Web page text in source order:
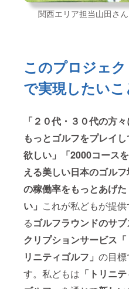
関西エリア担当山田さん
このプロジェク
で実現したいこ
「２０代・３０代の方々
もっとゴルフをプレイし
欲しい」
「2000コース
える美しい日本のゴル
の稼働率をもっとあげた
い」 これが私どもが提供
るゴルフラウンドのサブ
クリプションサービス「
リニティゴルフ」 の目標
す。私どもは 「トリニテ